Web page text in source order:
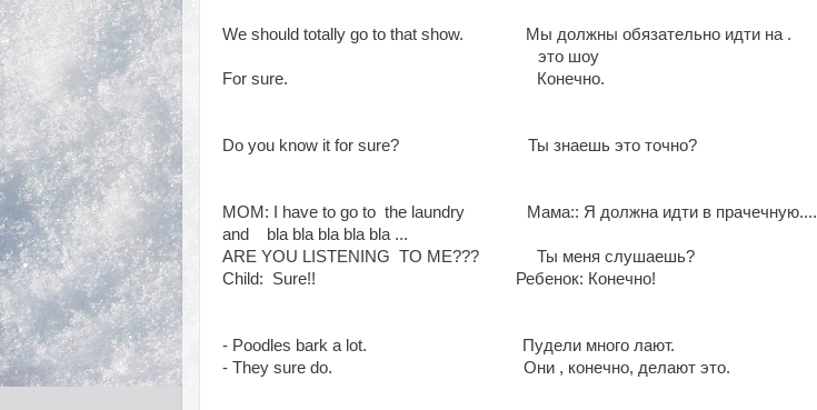
We should totally go to that show. Мы должны обязательно идти на .
это шоу
For sure. Конечно.
Do you know it for sure? Ты знаешь это точно?
MOM: I have to go to the laundry
Мама:: Я должна идти в прачечную....
and
bla bla bla bla bla ...
ARE YOU LISTENING TO ME???
Ты меня слушаешь?
Child: Sure!! Ребенок: Конечно!
- Poodles bark a lot. Пудели много лают.
- They sure do. Они , конечно, делают это.